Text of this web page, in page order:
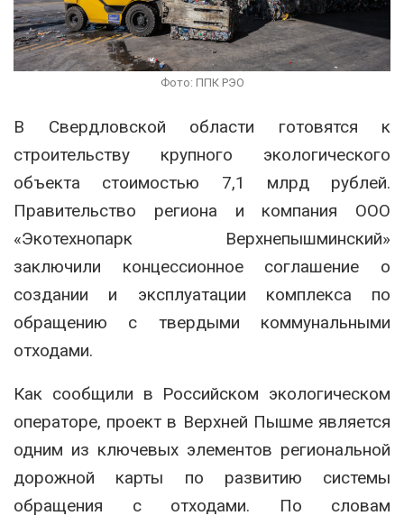
Фото: ППК РЭО
В Свердловской области готовятся к
строительству крупного экологического
объекта стоимостью 7,1 млрд рублей.
Правительство региона и компания ООО
«Экотехнопарк Верхнепышминский»
заключили концессионное соглашение о
создании и эксплуатации комплекса по
обращению с твердыми коммунальными
отходами.
Как сообщили в Российском экологическом
операторе, проект в Верхней Пышме является
одним из ключевых элементов региональной
дорожной карты по развитию системы
обращения с отходами. По словам